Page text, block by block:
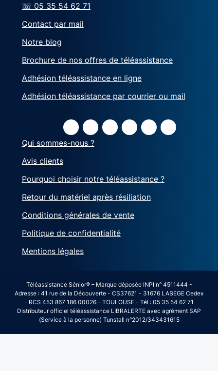
☏ 05 35 54 62 71
Contact par mail
Notre blog
Brochure de nos offres de téléassistance
Adhésion téléassistance en ligne
Adhésion téléassistance par courrier ou mail
Qui sommes-nous ?
Avis clients
Pourquoi choisir notre téléassistance ?
Retour du matériel après résiliation
Conditions générales de vente
Politique de confidentialité
Mentions légales
Téléassistance Sénior® – Marque déposée INPI n° 4511444 -
Adresse : 41 rue de la Découverte - CS37621 - 31676 LABEGE Cedex
- RCS 453 867 186 00026 - TOULOUSE - Tél : 05 35 54 62 71
Distributeur officiel téléassistance LIBRALERTE avec agrément SAP
(Service à la personne) Tunstall n°2012/343431615